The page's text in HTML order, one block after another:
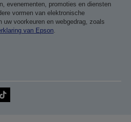
evenementen, promoties en diensten
vormen van elektronische
voorkeuren en webgedrag, zoals
van Epson.